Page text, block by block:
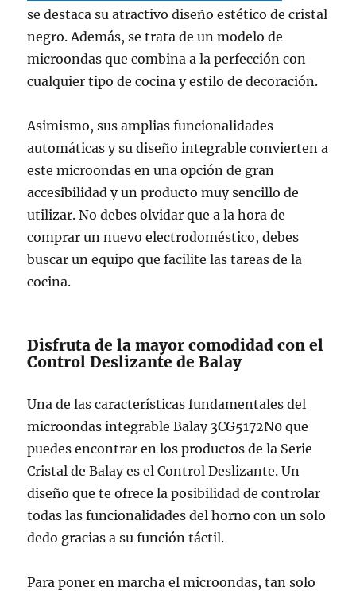
se destaca su atractivo diseño estético de cristal
negro. Además, se trata de un modelo de
microondas que combina a la perfección con
cualquier tipo de cocina y estilo de decoración.
Asimismo, sus amplias funcionalidades
automáticas y su diseño integrable convierten a
este microondas en una opción de gran
accesibilidad y un producto muy sencillo de
utilizar. No debes olvidar que a la hora de
comprar un nuevo electrodoméstico, debes
buscar un equipo que facilite las tareas de la
cocina.
Disfruta de la mayor comodidad con el
Control Deslizante de Balay
Una de las características fundamentales del
microondas integrable Balay 3CG5172N0 que
puedes encontrar en los productos de la Serie
Cristal de Balay es el Control Deslizante. Un
diseño que te ofrece la posibilidad de controlar
todas las funcionalidades del horno con un solo
dedo gracias a su función táctil.
Para poner en marcha el microondas, tan solo